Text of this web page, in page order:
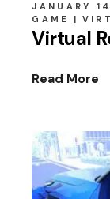
JANUARY
GAME
Virtual
Read More